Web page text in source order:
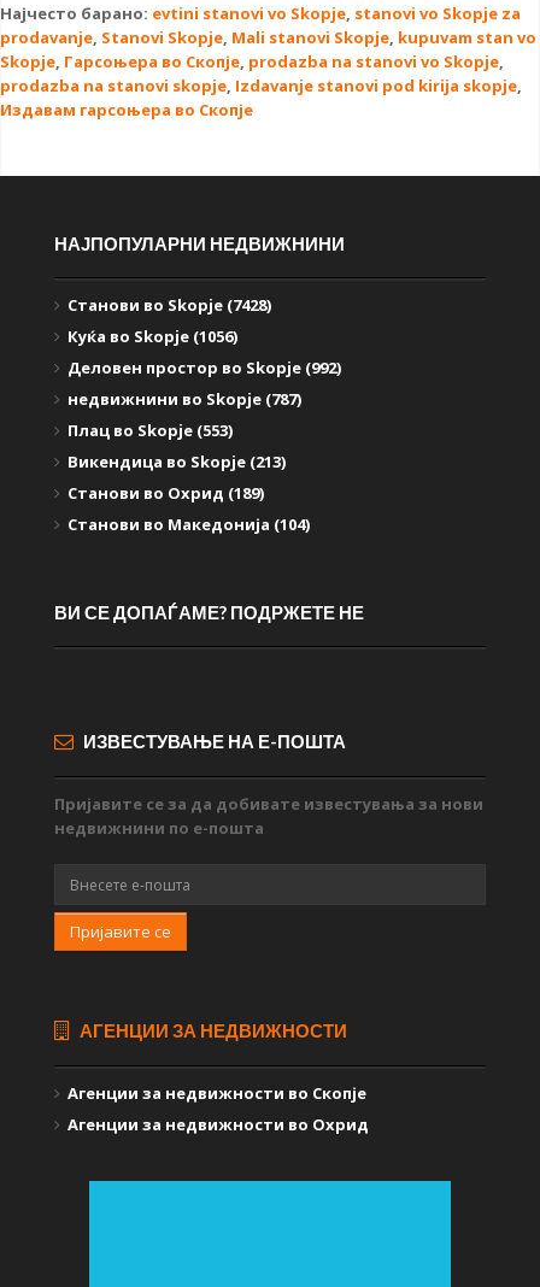
Најчесто барано: evtini stanovi vo Skopje, stanovi vo Skopje za
prodavanje, Stanovi Skopje, Mali stanovi Skopje, kupuvam stan vo
Skopje, Гарсоњера во Скопје, prodazba na stanovi vo Skopje,
prodazba na stanovi skopje, Izdavanje stanovi pod kirija skopje,
Издавам гарсоњера во Скопје
НАЈПОПУЛАРНИ НЕДВИЖНИНИ
Станови во Skopje (7428)
Куќа во Skopje (1056)
Деловен простор во Skopje (992)
недвижнини во Skopje (787)
Плац во Skopje (553)
Викендица во Skopje (213)
Станови во Охрид (189)
Станови во Македонија (104)
ВИ СЕ ДОПАЃАМЕ? ПОДРЖЕТЕ НЕ
ИЗВЕСТУВАЊЕ НА Е-ПОШТА
Пријавите се за да добивате известувања за нови
недвижнини по е-пошта
Пријавите се
АГЕНЦИИ ЗА НЕДВИЖНОСТИ
Агенции за недвижности во Скопје
Агенции за недвижности во Охрид